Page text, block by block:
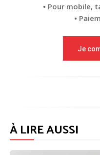
• Pour mobile,
•
Je
À LIRE AUSSI